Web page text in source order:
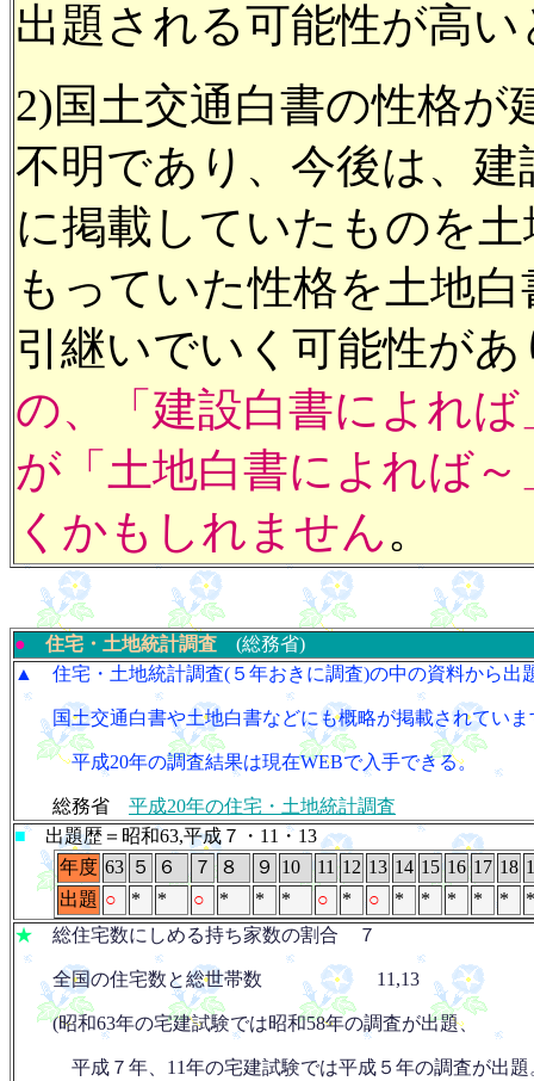
出題される可能性が高
2)国土交通白書の性格
不明であり、今後は、建
に掲載していたものを
もっていた性格を土地白
引継いでいく可能性が
の、「建設白書によれ
が「土地白書によれば
くかもしれません。
● 住宅・土地統計調査
(総務省)
▲ 住宅・土地統計調査(５年おきに調査)の中の資料から出
国土交通白書や土地白書などにも概略が掲載されていま
平成20年の調査結果は現在WEBで入手できる。
総務省 平成20年の住宅・土地統計調査
■出題歴＝昭和63,平成７・11・13
年度 63 ５ ６ ７ ８ ９ 10 11 12 13 14 15 16 17 18
出題 ○ * * ○ * * * ○ * ○ * * * * *
*
★ 総住宅数にしめる持ち家数の割合 ７
全国の住宅数と総世帯数 11,13
(昭和63年の宅建試験では昭和58年の調査が出題、
平成７年、11年の宅建試験では平成５年の調査が出題